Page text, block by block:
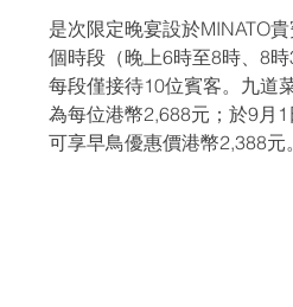
是次限定晚宴設於MINATO
個時段（晚上6時至8時、8時
每段僅接待10位賓客。九道
為每位港幣2,688元；於9月1
可享早鳥優惠價港幣2,388元。